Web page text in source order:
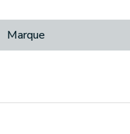
Marque